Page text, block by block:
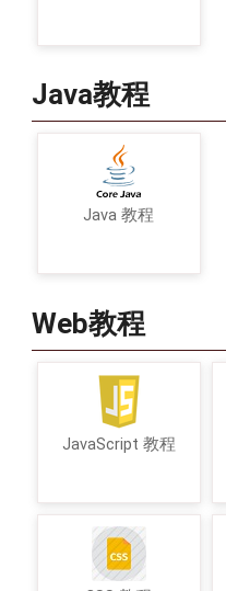
Java教程
Java 教程
Web教程
JavaScript 教程